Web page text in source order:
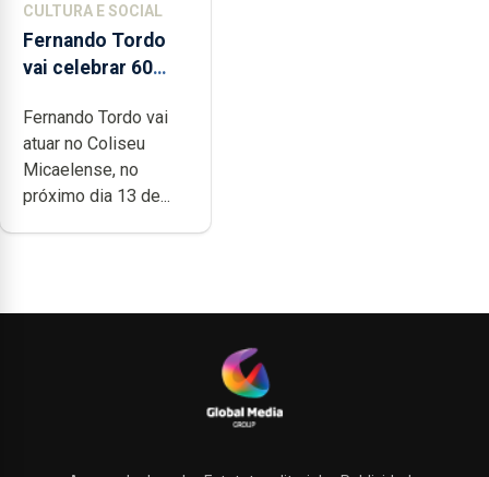
CULTURA E SOCIAL
Fernando Tordo
vai celebrar 60
no Coliseu
Micaelense
Fernando Tordo vai
atuar no Coliseu
Micaelense, no
próximo dia 13 de...